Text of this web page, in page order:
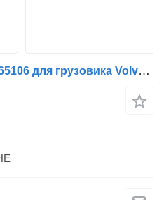
Рулевой редуктор 8043965106 для грузовика Volvo FL 6 | 85 - 00